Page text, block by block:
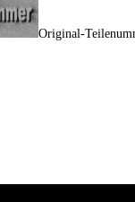
Original-